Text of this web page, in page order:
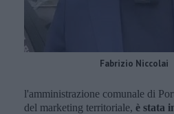
Fabrizio Niccolai
l'amministrazione comunale di
del marketing territoriale, è stata